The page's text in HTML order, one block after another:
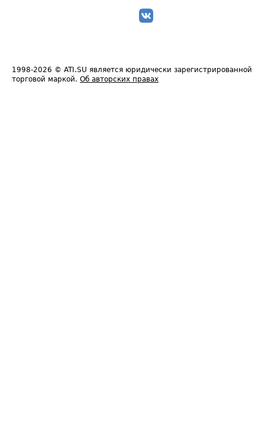
1998-2026 © ATI.SU является юридически зарегистрированной
торговой маркой. Об авторских правах